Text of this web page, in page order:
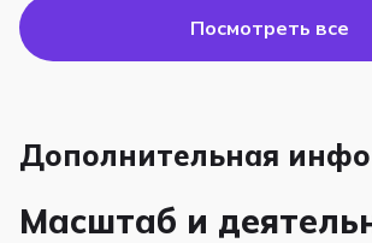
Посмотреть все
Дополнительная
Масштаб и